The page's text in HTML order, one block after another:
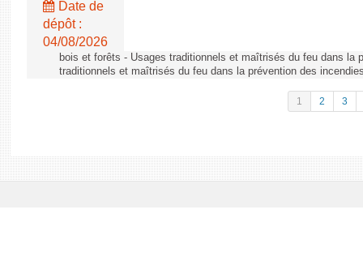
Date de
dépôt :
04/08/2026
bois et forêts - Usages traditionnels et maîtrisés du feu dans la
traditionnels et maîtrisés du feu dans la prévention des
1 2 3